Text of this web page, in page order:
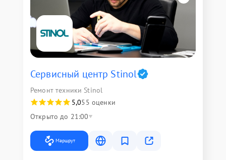
Сервисный центр Stinol
Ремонт техники Stinol
5,055 оценки
Открыто до 21:00
Маршрут